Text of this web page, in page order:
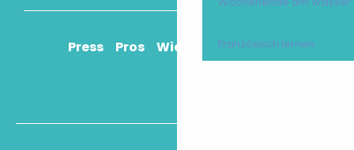
Französisch lernen
Press Pros Wie komme ich an?